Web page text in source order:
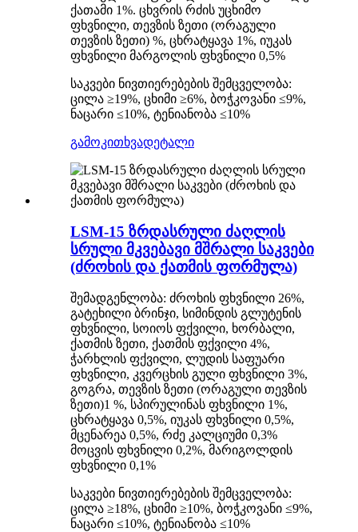
ქათამი 1%. ცხვრის რძის უცხიმო
ფხვნილი, თევზის ზეთი (ორაგული
თევზის ზეთი) %, ცხრატყავა 1%, იუკას
ფხვნილი მარგოლის ფხვნილი 0,5%
საკვები ნივთიერებების შემცველობა:
ცილა ≥19%, ცხიმი ≥6%, ბოჭკოვანი ≤9%,
ნაცარი ≤10%, ტენიანობა ≤10%
გამოკითხვადეტალი
LSM-15 ზრდასრული ძაღლის
სრული მკვებავი მშრალი საკვები
(ძროხის და ქათმის ფორმულა)
შემადგენლობა: ძროხის ფხვნილი 26%,
გატეხილი ბრინჯი, სიმინდის გლუტენის
ფხვნილი, სოიოს ფქვილი, ხორბალი,
ქათმის ზეთი, ქათმის ფქვილი 4%,
ჭარხლის ფქვილი, ლუდის საფუარი
ფხვნილი, კვერცხის გული ფხვნილი 3%,
გოგრა, თევზის ზეთი (ორაგული თევზის
ზეთი)1 %, სპირულინას ფხვნილი 1%,
ცხრატყავა 0,5%, იუკას ფხვნილი 0,5%,
მცენარეა 0,5%, რძე კალციუმი 0,3%
მოცვის ფხვნილი 0,2%, მარიგოლდის
ფხვნილი 0,1%
საკვები ნივთიერებების შემცველობა:
ცილა ≥18%, ცხიმი ≥10%, ბოჭკოვანი ≤9%,
ნაცარი ≤10%, ტენიანობა ≤10%